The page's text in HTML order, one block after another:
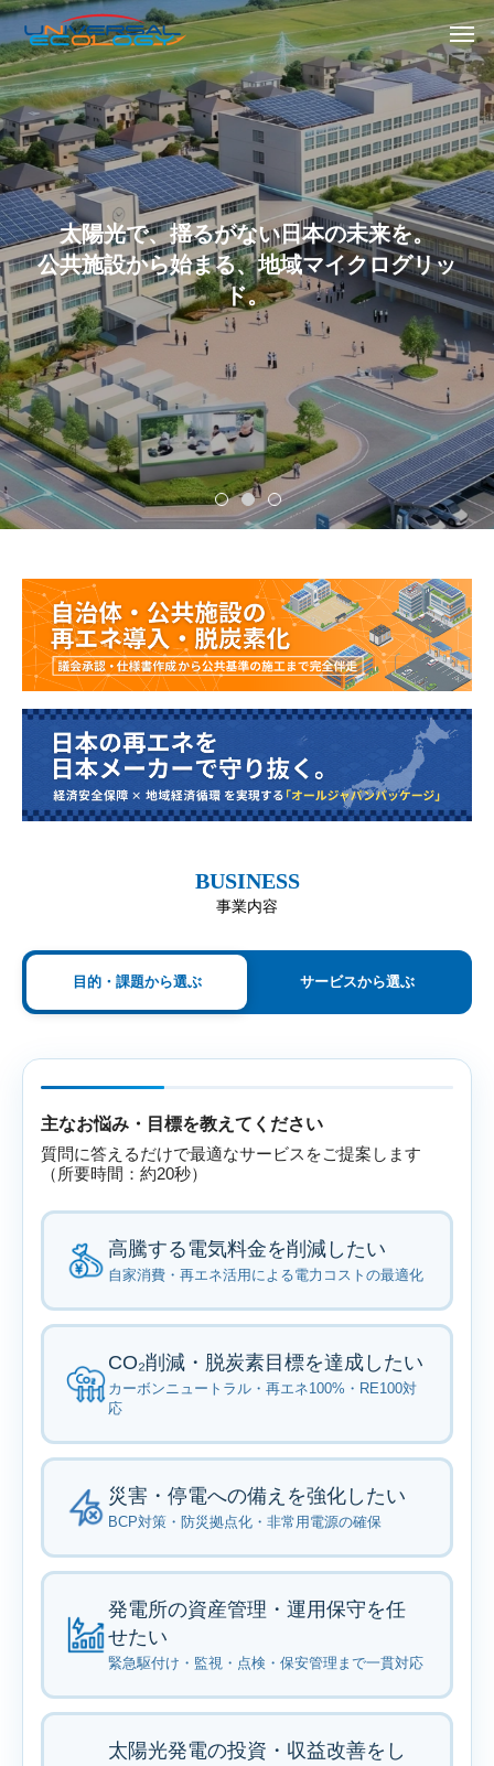
太陽光で、揺るがない日本の未来を。
公共施設から始まる、地域マイクログリッ
ド。
BUSINESS
事業内容
目的・課題から選ぶ サービスから選ぶ
主なお悩み・目標を教えてください
質問に答えるだけで最適なサービスをご提案します
（所要時間：約20秒）
高騰する電気料金を削減したい
自家消費・再エネ活用による電力コストの最適化
CO₂削減・脱炭素目標を達成したい
カーボンニュートラル・再エネ100%・RE100対
応
災害・停電への備えを強化したい
BCP対策・防災拠点化・非常用電源の確保
発電所の資産管理・運用保守を任
せたい
緊急駆付け・監視・点検・保安管理まで一貫対応
太陽光発電の投資・収益改善をし